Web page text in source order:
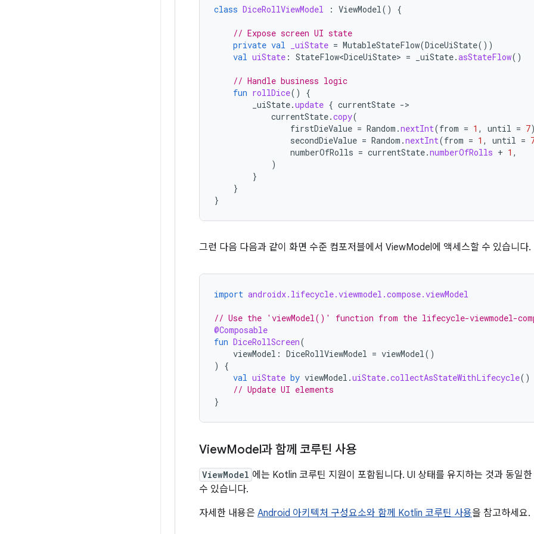
class DiceRollViewModel : ViewModel() {
// Expose screen UI state
private val _uiState = MutableStateFlow(DiceUiState())
val uiState : StateFlow<DiceUiState> = _uiState.asStateFlow()
// Handle business logic
fun rollDice()
{
_uiState.update { currentState -
currentState.copy(
firstDieValue = Random .nextInt(from = 1 , until = 7
secondDieValue = Random .nextInt(from = 1 , until =
numberOfRolls = currentState.numberOfRolls + 1 ,
)
}
}
}
그런 다음 다음과 같이 화면 수준 컴포저블에서 ViewModel에 액세스할 수 있습니다.
import androidx.lifecycle.viewmodel.compose.viewModel
// Use the 'viewModel()' function from the lifecycle-viewmodel-
@Composable
fun DiceRollScreen(
viewModel : DiceRollViewModel = viewModel()
)
{
val uiState by viewModel .uiState.collectAsStateWithLifecycle()
// Update UI elements
}
ViewModel과 함께 코루틴 사용
ViewModel 에는 Kotlin 코루틴 지원이 포함됩니다. UI 상태를 유지하는 것과 동일
수 있습니다.
자세한 내용은 Android 아키텍처 구성요소와 함께 Kotlin 코루틴 사용을 참고하세요.